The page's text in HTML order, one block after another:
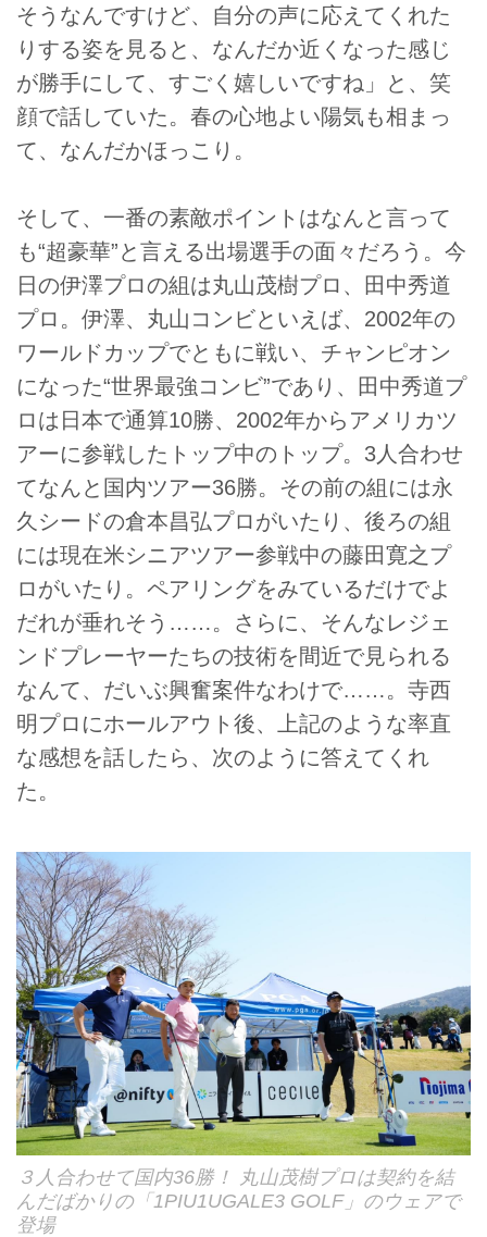
そうなんですけど、自分の声に応えてくれた
りする姿を見ると、なんだか近くなった感じ
が勝手にして、すごく嬉しいですね」と、笑
顔で話していた。春の心地よい陽気も相まっ
て、なんだかほっこり。
そして、一番の素敵ポイントはなんと言って
も“超豪華”と言える出場選手の面々だろう。今
日の伊澤プロの組は丸山茂樹プロ、田中秀道
プロ。伊澤、丸山コンビといえば、2002年の
ワールドカップでともに戦い、チャンピオン
になった“世界最強コンビ”であり、田中秀道プ
ロは日本で通算10勝、2002年からアメリカツ
アーに参戦したトップ中のトップ。3人合わせ
てなんと国内ツアー36勝。その前の組には永
久シードの倉本昌弘プロがいたり、後ろの組
には現在米シニアツアー参戦中の藤田寛之プ
ロがいたり。ペアリングをみているだけでよ
だれが垂れそう……。さらに、そんなレジェ
ンドプレーヤーたちの技術を間近で見られる
なんて、だいぶ興奮案件なわけで……。寺西
明プロにホールアウト後、上記のような率直
な感想を話したら、次のように答えてくれ
た。
３人合わせて国内36勝！ 丸山茂樹プロは契約を結
んだばかりの「1PIU1UGALE3 GOLF」のウェアで
登場